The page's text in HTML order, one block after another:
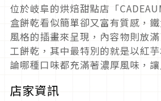
位於岐阜的烘焙甜點店「
盒餅乾看似簡單卻又富有質感，
風格的插畫來呈現，內容物則放
工餅乾，其中最特別的就是以紅
論哪種口味都充滿著濃厚風味，
店家資訊